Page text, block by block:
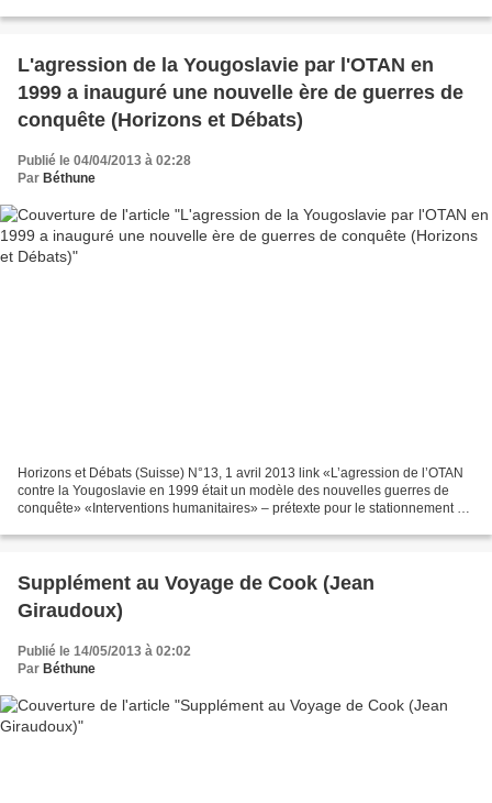
L'agression de la Yougoslavie par l'OTAN en
1999 a inauguré une nouvelle ère de guerres de
conquête (Horizons et Débats)
Publié le 04/04/2013 à 02:28
Par Béthune
Horizons et Débats (Suisse) N°13, 1 avril 2013 link «L’agression de l’OTAN
contre la Yougoslavie en 1999 était un modèle des nouvelles guerres de
conquête» «Interventions humanitaires» – prétexte pour le stationnement de
Supplément au Voyage de Cook (Jean
Giraudoux)
Publié le 14/05/2013 à 02:02
Par Béthune